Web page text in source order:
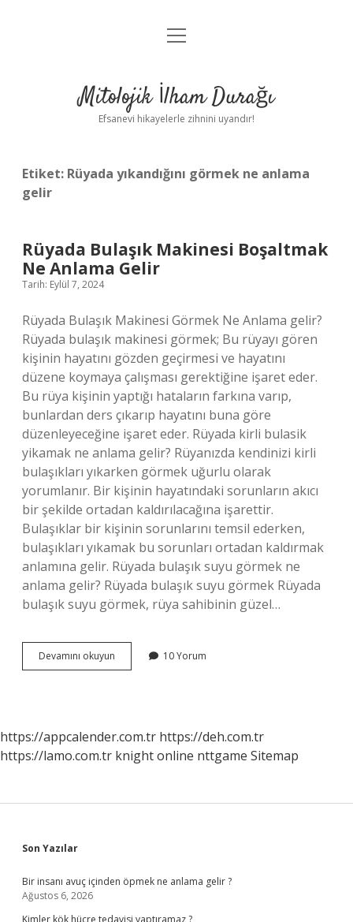
Anasayfa
Yasal Uyarı
menüyü
Mitolojik İlham Durağı
Efsanevi hikayelerle zihnini uyandır!
Etiket: Rüyada yıkandığını görmek ne anlama
gelir
Rüyada Bulaşık Makinesi Boşaltmak
Ne Anlama Gelir
Tarih: Eylül 7, 2024
Rüyada Bulaşık Makinesi Görmek Ne Anlama gelir?
Rüyada bulaşık makinesi görmek; Bu rüyayı gören
kişinin hayatını gözden geçirmesi ve hayatını
düzene koymaya çalışması gerektiğine işaret eder.
Bu rüya kişinin yaptığı hataların farkına varıp,
bunlardan ders çıkarıp hayatını buna göre
düzenleyeceğine işaret eder. Rüyada kirli bulasik
yikamak ne anlama gelir? Rüyanızda kendinizi kirli
bulaşıkları yıkarken görmek uğurlu olarak
yorumlanır. Bir kişinin hayatındaki sorunların akıcı
bir şekilde ortadan kaldırılacağına işarettir.
Bulaşıklar bir kişinin sorunlarını temsil ederken,
bulaşıkları yıkamak bu sorunları ortadan kaldırmak
anlamına gelir. Rüyada bulaşık suyu görmek ne
anlama gelir? Rüyada bulaşık suyu görmek Rüyada
bulaşık suyu görmek, rüya sahibinin güzel…
Devamını okuyun
Bulaşık
Gelir
10 Yorum
https://appcalender.com.tr https://deh.com.tr
https://lamo.com.tr knight online nttgame Sitemap
Sidebar
Son Yazılar
Bir insanı avuç içinden öpmek ne anlama gelir ?
Ağustos 6, 2026
Kimler kök hücre tedavisi yaptıramaz ?